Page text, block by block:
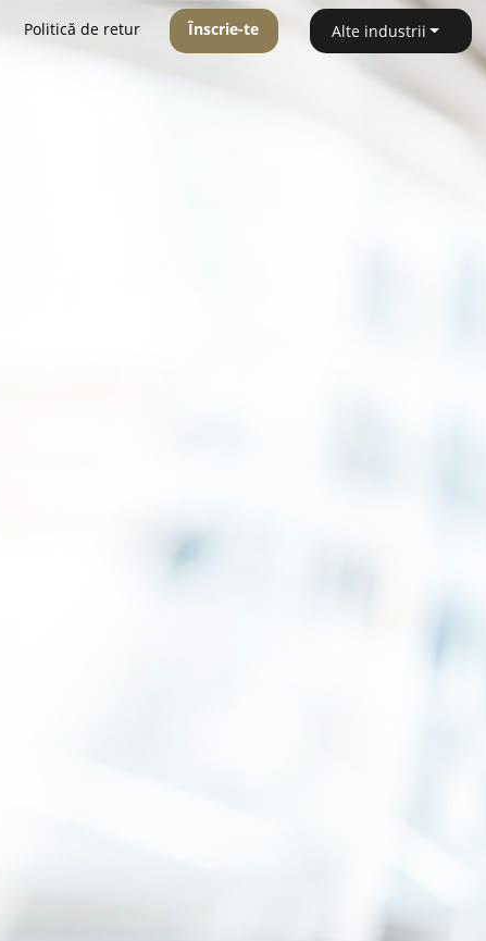
Politică de retur Înscrie-te Alte industrii